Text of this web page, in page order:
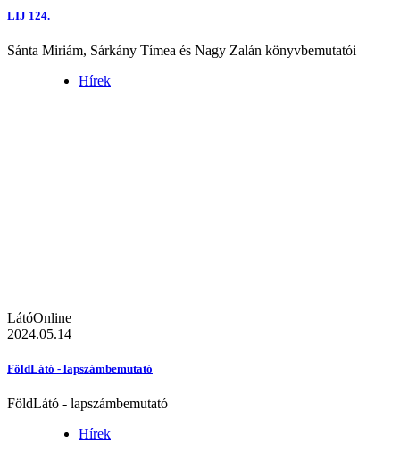
LIJ 124.
Sánta Miriám, Sárkány Tímea és Nagy Zalán könyvbemutatói
Hírek
LátóOnline
2024.05.14
FöldLátó - lapszámbemutató
FöldLátó - lapszámbemutató
Hírek